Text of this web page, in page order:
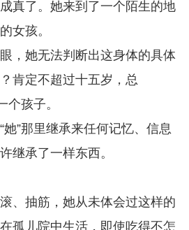
真了。她来到了一个陌生的地
女孩。
，她无法判断出这身体的具体
肯定不超过十五岁，总
个孩子。
”那里继承来任何记忆、信息
承了一样东西。
、抽筋，她从未体会过这样的
孤儿院中生活，即使吃得不怎